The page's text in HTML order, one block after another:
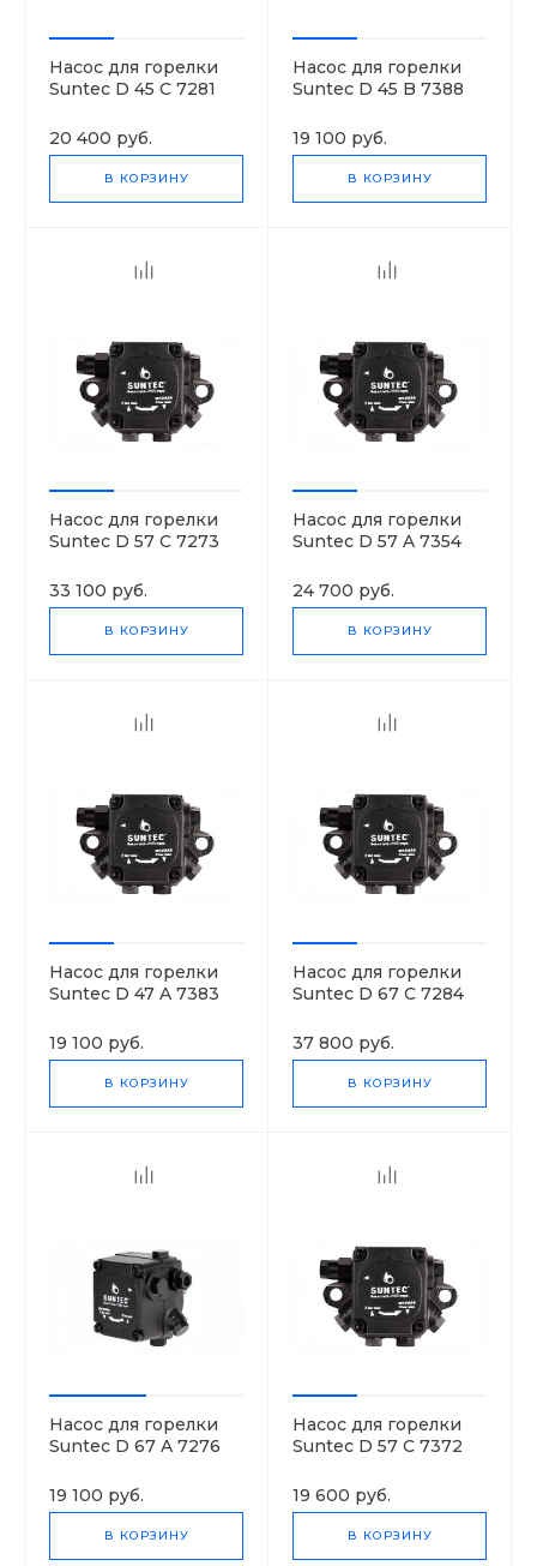
Насос для горелки
Suntec D 45 C 7281
20 400 руб.
В КОРЗИНУ
Насос для горелки
Suntec D 45 B 7388
19 100 руб.
В КОРЗИНУ
Насос для горелки
Suntec D 57 C 7273
33 100 руб.
В КОРЗИНУ
Насос для горелки
Suntec D 57 A 7354
24 700 руб.
В КОРЗИНУ
Насос для горелки
Suntec D 47 A 7383
19 100 руб.
В КОРЗИНУ
Насос для горелки
Suntec D 67 C 7284
37 800 руб.
В КОРЗИНУ
Насос для горелки
Suntec D 67 A 7276
19 100 руб.
В КОРЗИНУ
Насос для горелки
Suntec D 57 C 7372
19 600 руб.
В КОРЗИНУ